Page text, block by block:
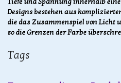
Designs bestehen aus
die das Zusammenspiel von Licht
so die Grenzen der Farbe
Tags